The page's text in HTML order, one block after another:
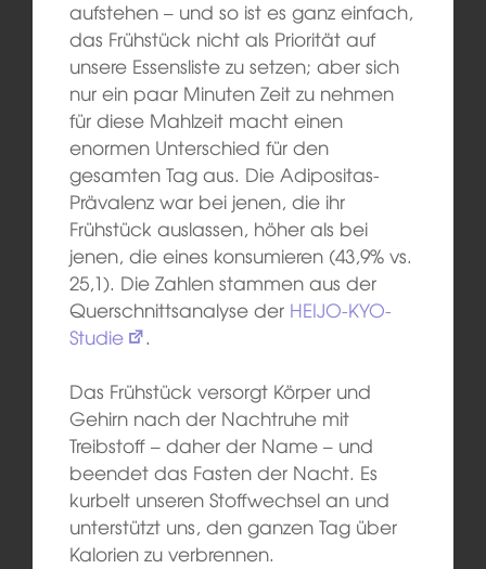
aufstehen – und so ist es ganz einfach,
das Frühstück nicht als Priorität auf
unsere Essensliste zu setzen; aber sich
nur ein paar Minuten Zeit zu nehmen
für diese Mahlzeit macht einen
enormen Unterschied für den
gesamten Tag aus. Die Adipositas-
Prävalenz war bei jenen, die ihr
Frühstück auslassen, höher als bei
jenen, die eines konsumieren (43,9% vs.
25,1). Die Zahlen stammen aus der
Querschnittsanalyse der HEIJO-KYO-
Studie
.
Das Frühstück versorgt Körper und
Gehirn nach der Nachtruhe mit
Treibstoff – daher der Name – und
beendet das Fasten der Nacht. Es
kurbelt unseren Stoffwechsel an und
unterstützt uns, den ganzen Tag über
Kalorien zu verbrennen.